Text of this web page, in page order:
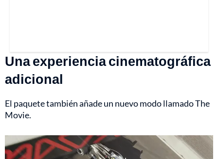
Una experiencia cinematográfica
adicional
El paquete también añade un nuevo modo llamado The
Movie.